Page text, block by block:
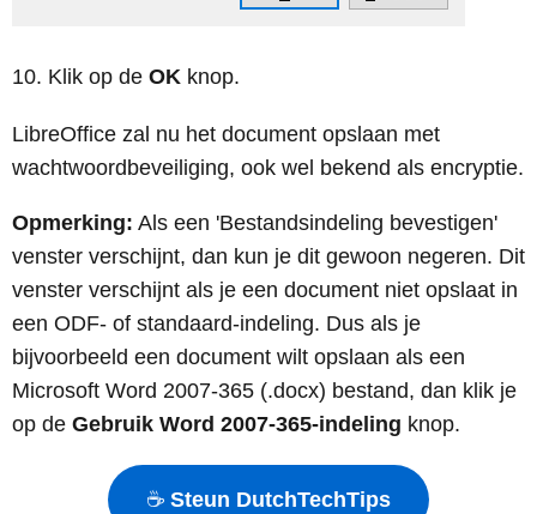
Klik op de OK knop.
LibreOffice zal nu het document opslaan met
wachtwoordbeveiliging, ook wel bekend als encryptie.
Opmerking: Als een 'Bestandsindeling bevestigen'
venster verschijnt, dan kun je dit gewoon negeren. Dit
venster verschijnt als je een document niet opslaat in
een ODF- of standaard-indeling. Dus als je
bijvoorbeeld een document wilt opslaan als een
Microsoft Word 2007-365 (.docx) bestand, dan klik je
op de Gebruik Word 2007-365-indeling knop.
☕ Steun DutchTechTips